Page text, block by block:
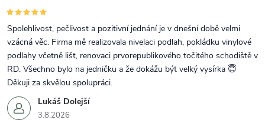
Lukáš Dolejší
3.8.2026
Spolehlivost, pečlivost a pozitivní jednání je v dnešní době velmi
vzácná věc. Firma mě realizovala nivelaci podlah, pokládku vinylové
podlahy včetně lišt, renovaci prvorepublikového točitého schodiště v
RD. Všechno bylo na jedničku a že dokážu být velký vysírka 😇
Děkuji za skvělou spolupráci.